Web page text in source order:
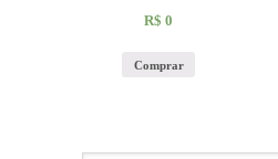
R$ 0
Comprar